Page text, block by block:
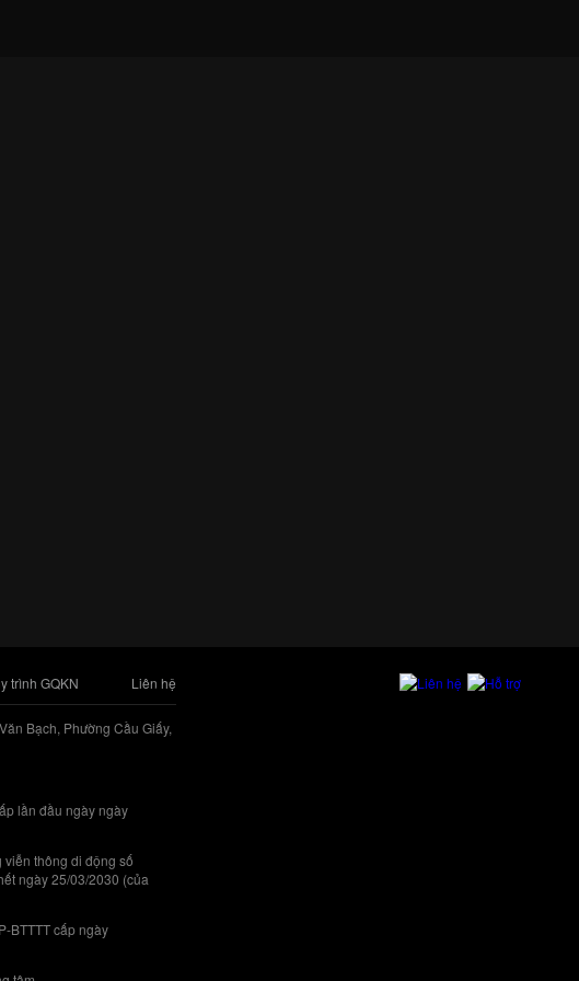
trình GQKN Liên hệ
Bạch, Phường Cầu Giấy,
lần đầu ngày ngày
thông di động số
ngày 25/03/2030 (của
BTTTT cấp ngày